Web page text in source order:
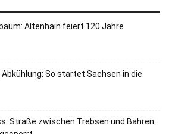
Altenhain feiert 120 Jahre
So startet Sachsen in die
Straße zwischen Trebsen und Bahren